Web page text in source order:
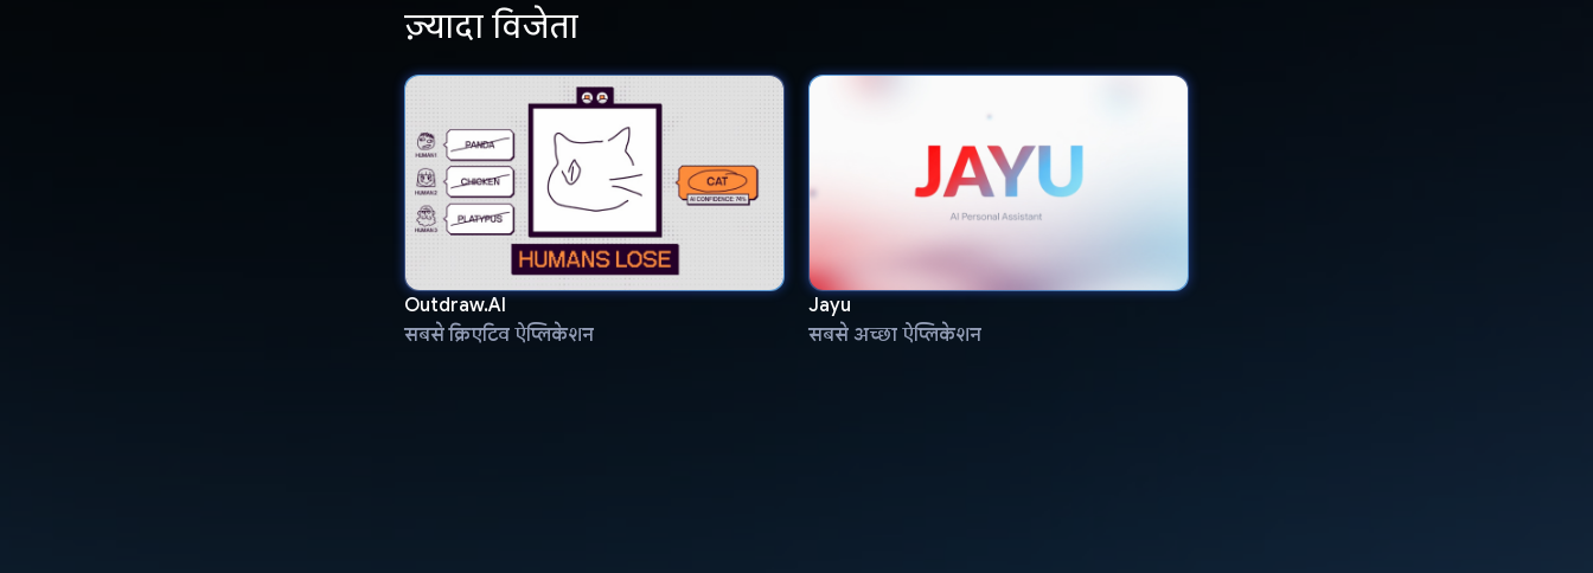
ज़्यादा विजेता
Outdraw.AI
सबसे क्रिएटिव ऐप्लिकेशन
Jayu
सबसे अच्छा ऐप्लिकेशन